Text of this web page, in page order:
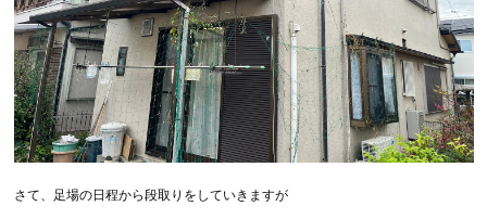
さて、足場の日程から段取りをしていきますが